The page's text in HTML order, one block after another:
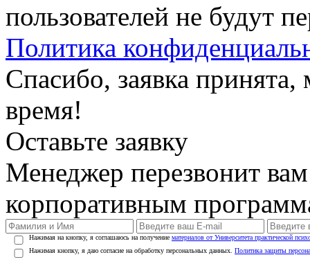
пользователей не будут
Политика
Спасибо, заявка
время!
Оставьте заявку
Менеджер перезвонит
корпоративным
Нажимая на кнопку, я соглашаюсь на получение материалов от Университета практической
Нажимая кнопку, я даю согласие на обработку персональных данных. Политика защиты